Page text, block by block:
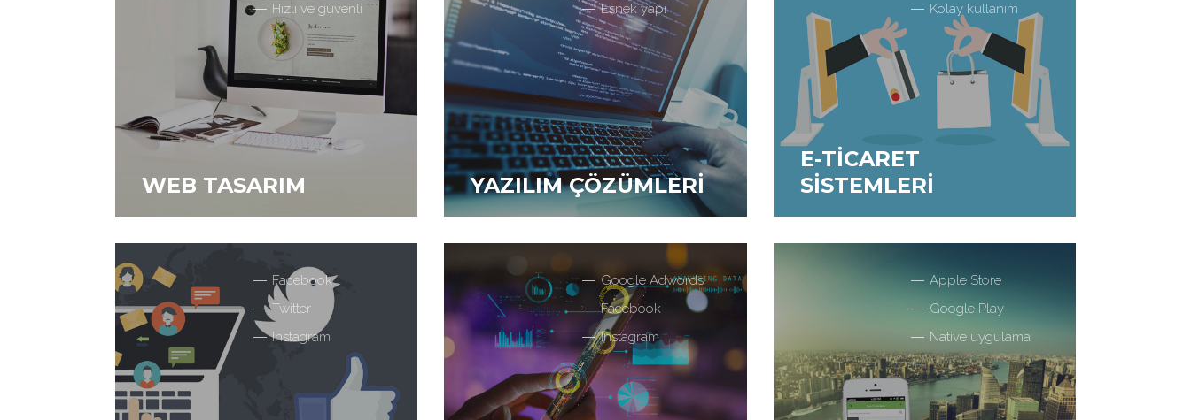
WEB TASARIM
firmalardan bir adım öne geçirin ve daha az
maliyet ile daha çok kar elde edin.
Hızlı ve güvenli
YAZILIM ÇÖZÜMLERİ
işinizi kolaylaştıracak yazılım çözümleri
Esnek yapı
E-TİCARET
SİSTEMLERİ
e-ticaret sistemleri ile satışınızı daha kolay ve
Kolay kullanım
Facebook
Twitter
Instagram
Google Adwords
Facebook
Instagram
Apple Store
Google Play
Native uygulama